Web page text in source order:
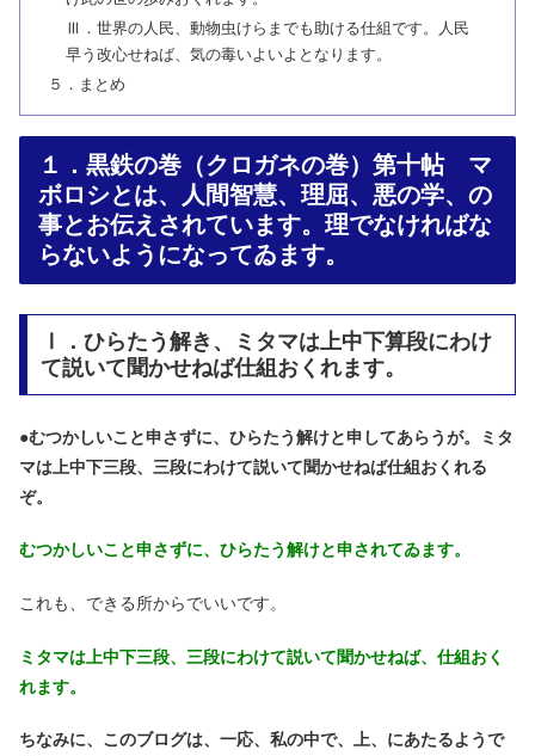
Ⅲ．世界の人民、動物虫けらまでも助ける仕組です。人民
早う改心せねば、気の毒いよいよとなります。
５．まとめ
１．黒鉄の巻（クロガネの巻）第十帖 マ
ボロシとは、人間智慧、理屈、悪の学、の
事とお伝えされています。理でなければな
らないようになってゐます。
Ⅰ．ひらたう解き、ミタマは上中下算段にわけ
て説いて聞かせねば仕組おくれます。
●むつかしいこと申さずに、ひらたう解けと申してあらうが。ミタ
マは上中下三段、三段にわけて説いて聞かせねば仕組おくれる
ぞ。
むつかしいこと申さずに、ひらたう解けと申されてゐます。
これも、できる所からでいいです。
ミタマは上中下三段、三段にわけて説いて聞かせねば、仕組おく
れます。
ちなみに、このブログは、一応、私の中で、上、にあたるようで